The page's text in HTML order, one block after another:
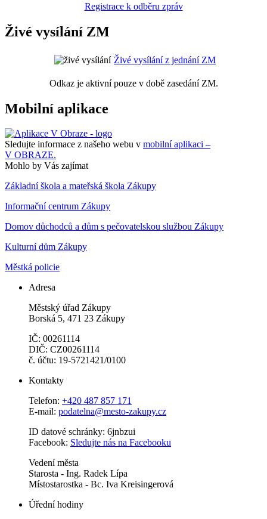
Registrace k odběru zpráv
Živé vysílání ZM
Živé vysílání z jednání ZM
Odkaz je aktivní pouze v době zasedání ZM.
Mobilní aplikace
Sledujte informace z našeho webu v mobilní aplikaci –
V OBRAZE.
Mohlo by Vás zajímat
Základní škola a mateřská škola Zákupy
Informační centrum Zákupy
Domov důchodců a dům s pečovatelskou službou Zákupy
Kulturní dům Zákupy
Městká policie
Adresa
Městský úřad Zákupy
Borská 5, 471 23 Zákupy
IČ: 00261114
DIČ: CZ00261114
č. účtu: 19-5721421/0100
Kontakty
Telefon: +420 487 857 171
E-mail: podatelna@mesto-zakupy.cz
ID datové schránky: 6jnbzui
Facebook: Sledujte nás na Facebooku
Vedení města
Starosta - Ing. Radek Lípa
Místostarostka - Bc. Iva Kreisingerová
Úřední hodiny